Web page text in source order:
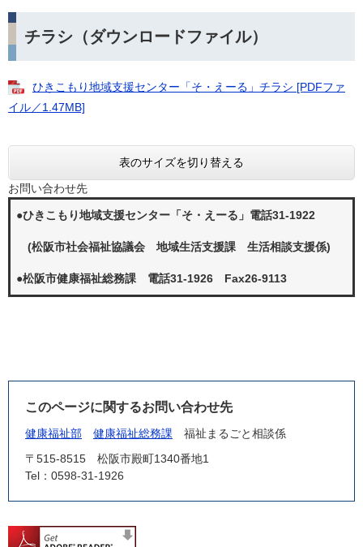
チラシ（ダウンロードファイル）
ひきこもり地域支援センター「そ・えーる」チラシ [PDFファ
イル／1.47MB]
表のサイズを切り替える
お問い合わせ先
●ひきこもり地域支援センター「そ・えーる」電話31-1922
(松阪市社会福祉協議会 地域生活支援課 生活相談支援係)
●松阪市健康福祉総務課 電話31-1926 Fax26-9113
このページに関するお問い合わせ先
健康福祉部 健康福祉総務課
福祉まるごと相談係
〒515-8515
松阪市殿町1340番地1
Tel：0598-31-1926